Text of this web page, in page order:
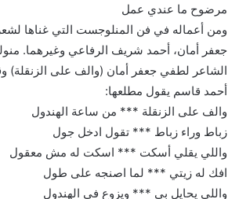
مرضوح ما عندي عمل
ومن أعماله في فن المنلوجست التي غناها
جعفر أمان، أحمد شريف الرفاعي وغيرهما.
الشاعر لطفي جعفر أمان (والف على الزنقلة)
أحمد قاسم يقول مطلعها:
والف على الزنقلة *** من ساعة الهندول
زباط وراء زباط *** تقول ادخل جول
واللي يقلي أسكت *** اسكت له مش معقول
افك له زيتي *** لما اصنجه على طول
واللي يحايل بي *** ويزوع في الهندول